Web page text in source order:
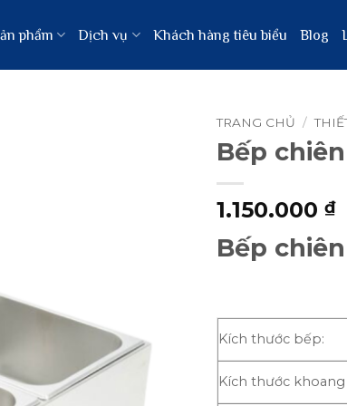
phẩm Dịch vụ Khách hàng tiêu biểu Blog
TRANG CHỦ /
Bếp
1.150.000 ₫
Bếp
Kích thước bếp:
Kích thước